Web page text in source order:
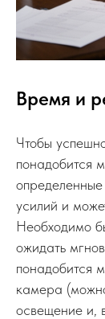
Время и
Чтобы
понадобится
усилий и
Необходимо
ожидать
понадобится
камера
освещение и,